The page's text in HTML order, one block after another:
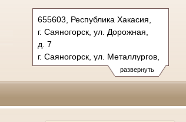
развернуть
655603, Республика Хакасия,
г. Саяногорск, ул. Дорожная,
д. 7
г. Саяногорск, ул. Металлургов,
д. 23
Тел.: (39042) 78-183
схема проезда